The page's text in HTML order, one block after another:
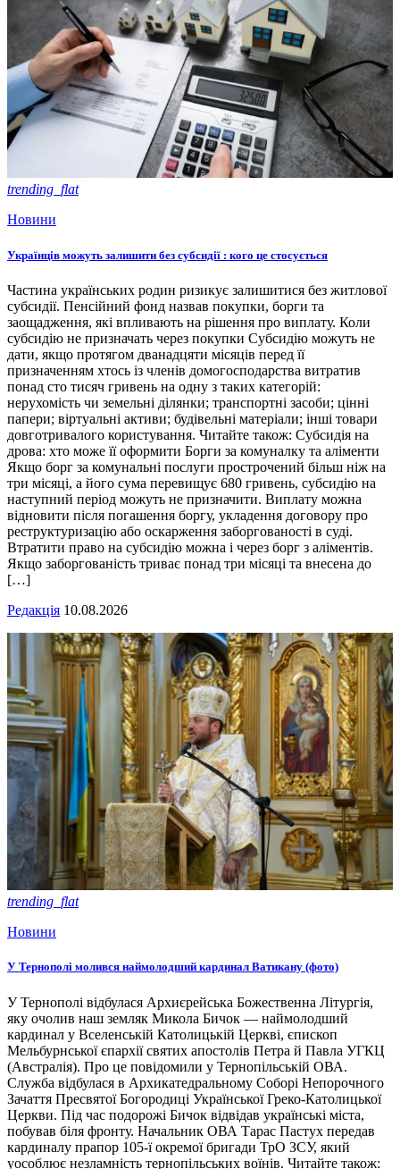
trending_flat
Новини
Українців можуть залишити без субсидії : кого це стосується
Частина українських родин ризикує залишитися без житлової
субсидії. Пенсійний фонд назвав покупки, борги та
заощадження, які впливають на рішення про виплату. Коли
субсидію не призначать через покупки Субсидію можуть не
дати, якщо протягом дванадцяти місяців перед її
призначенням хтось із членів домогосподарства витратив
понад сто тисяч гривень на одну з таких категорій:
нерухомість чи земельні ділянки; транспортні засоби; цінні
папери; віртуальні активи; будівельні матеріали; інші товари
довготривалого користування. Читайте також: Субсидія на
дрова: хто може її оформити Борги за комуналку та аліменти
Якщо борг за комунальні послуги прострочений більш ніж на
три місяці, а його сума перевищує 680 гривень, субсидію на
наступний період можуть не призначити. Виплату можна
відновити після погашення боргу, укладення договору про
реструктуризацію або оскарження заборгованості в суді.
Втратити право на субсидію можна і через борг з аліментів.
Якщо заборгованість триває понад три місяці та внесена до
[…]
Редакція 10.08.2026
trending_flat
Новини
У Тернополі молився наймолодший кардинал Ватикану (фото)
У Тернополі відбулася Архиєрейська Божественна Літургія,
яку очолив наш земляк Микола Бичок — наймолодший
кардинал у Вселенській Католицькій Церкві, єпископ
Мельбурнської єпархії святих апостолів Петра й Павла УГКЦ
(Австралія). Про це повідомили у Тернопільській ОВА.
Служба відбулася в Архикатедральному Соборі Непорочного
Зачаття Пресвятої Богородиці Української Греко-Католицької
Церкви. Під час подорожі Бичок відвідав українські міста,
побував біля фронту. Начальник ОВА Тарас Пастух передав
кардиналу прапор 105-ї окремої бригади ТрО ЗСУ, який
уособлює незламність тернопільських воїнів. Читайте також: